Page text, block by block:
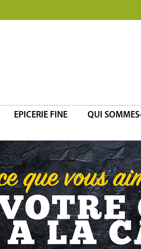
EPICERIE FINE QUI